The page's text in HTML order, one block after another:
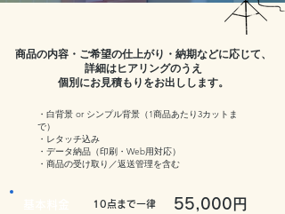
商品の内容・ご希望の仕上がり・納期などに応じて、
詳細はヒアリングのうえ
個別にお見積もりをお出しします。
・白背景 or シンプル背景（1商品あたり3カットま
で）
・レタッチ込み
・データ納品（印刷・Web用対応）
・商品の受け取り／返送管理を含む
10点まで一律 55,000円